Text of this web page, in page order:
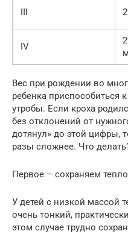
III
IV
Вес при рождении во
ребенка приспособиться
утробы. Если кроха
без отклонений от
дотянул» до этой цифры,
разы сложнее. Что
Первое – сохраняем тепло
У детей с низкой массой
очень тонкий,
этом случае трудно